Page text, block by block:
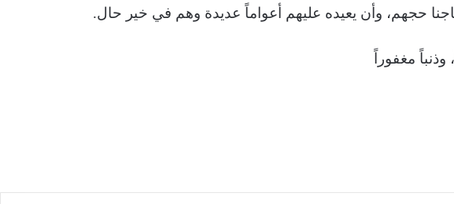
حجهم، وأن يعيده عليهم أعواماً عديدة وهم في خير حال.
مغفوراً